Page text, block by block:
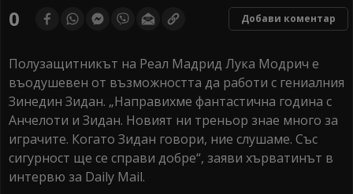
0 Добави коментар
Полузащитникът на Реал Мадрид Лука Модрич е
въодушевен от възможността да работи с гениалния
Зинедин Зидан. „Направихме фантастична година с
Анчелоти и Зидан. Новият ни треньор знае много за
играчите. Когато Зидан говори, ние слушаме. Със
сигурност ще се справи добре“, заяви хърватинът в
интервю за Daily Mail.